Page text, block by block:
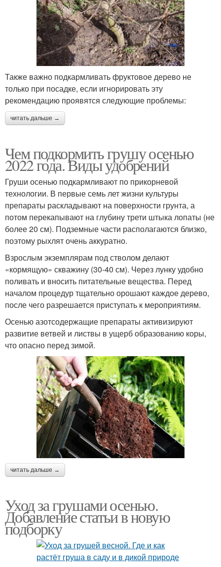
Также важно подкармливать фруктовое дерево не
только при посадке, если игнорировать эту
рекомендацию проявятся следующие проблемы:
читать дальше →
Чем подкормить грушу осенью
2022 года. Виды удобрений
Груши осенью подкармливают по прикорневой
технологии. В первые семь лет жизни культуры
препараты раскладывают на поверхности грунта, а
потом перекапывают на глубину трети штыка лопаты (не
более 20 см). Подземные части располагаются близко,
поэтому рыхлят очень аккуратно.
Взрослым экземплярам под стволом делают
«кормящую» скважину (30-40 см). Через лунку удобно
поливать и вносить питательные вещества. Перед
началом процедур тщательно орошают каждое дерево,
после чего разрешается приступать к мероприятиям.
Осенью азотсодержащие препараты активизируют
развитие ветвей и листвы в ущерб образованию коры,
что опасно перед зимой.
читать дальше →
Уход за грушами осенью.
Добавление статьи в новую
подборку